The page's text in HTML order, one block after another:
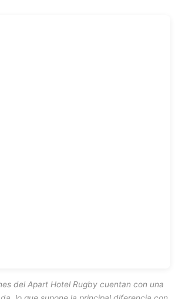
del Apart Hotel Rugby cuentan con una